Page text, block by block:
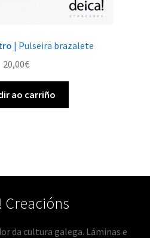
| Pulseira brazalete
20,00€
ao carriño
Creacións
da cultura galega. Láminas e